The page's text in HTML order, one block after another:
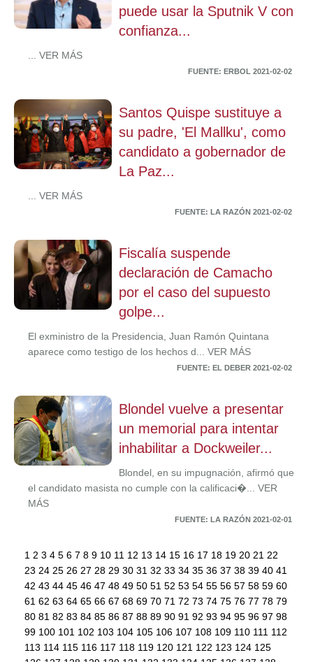
puede usar la Sputnik V con
confianza...
... VER MÁS
FUENTE: ERBOL 2021-02-02
Santos Quispe sustituye a
su padre, 'El Mallku', como
candidato a gobernador de
La Paz...
... VER MÁS
FUENTE: LA RAZÓN 2021-02-02
Fiscalía suspende
declaración de Camacho
por el caso del supuesto
golpe...
El exministro de la Presidencia, Juan Ramón Quintana
aparece como testigo de los hechos d... VER MÁS
FUENTE: EL DEBER 2021-02-02
Blondel vuelve a presentar
un memorial para intentar
inhabilitar a Dockweiler...
Blondel, en su impugnación, afirmó que
el candidato masista no cumple con la calificaci�... VER
MÁS
FUENTE: LA RAZÓN 2021-02-01
1 2 3 4 5 6 7 8 9 10 11 12 13 14 15 16 17 18 19 20 21 22
23 24 25 26 27 28 29 30 31 32 33 34 35 36 37 38 39 40 41
42 43 44 45 46 47 48 49 50 51 52 53 54 55 56 57 58 59 60
61 62 63 64 65 66 67 68 69 70 71 72 73 74 75 76 77 78 79
80 81 82 83 84 85 86 87 88 89 90 91 92 93 94 95 96 97 98
99 100 101 102 103 104 105 106 107 108 109 110 111 112
113 114 115 116 117 118 119 120 121 122 123 124 125